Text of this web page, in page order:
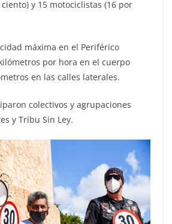
y 15 motociclistas (16 por
máxima en el Periférico
por hora en el cuerpo
en las calles laterales.
colectivos y agrupaciones
y Tribu Sin Ley.